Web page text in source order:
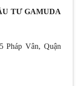
TƯ GAMUDA
Vân, Quận